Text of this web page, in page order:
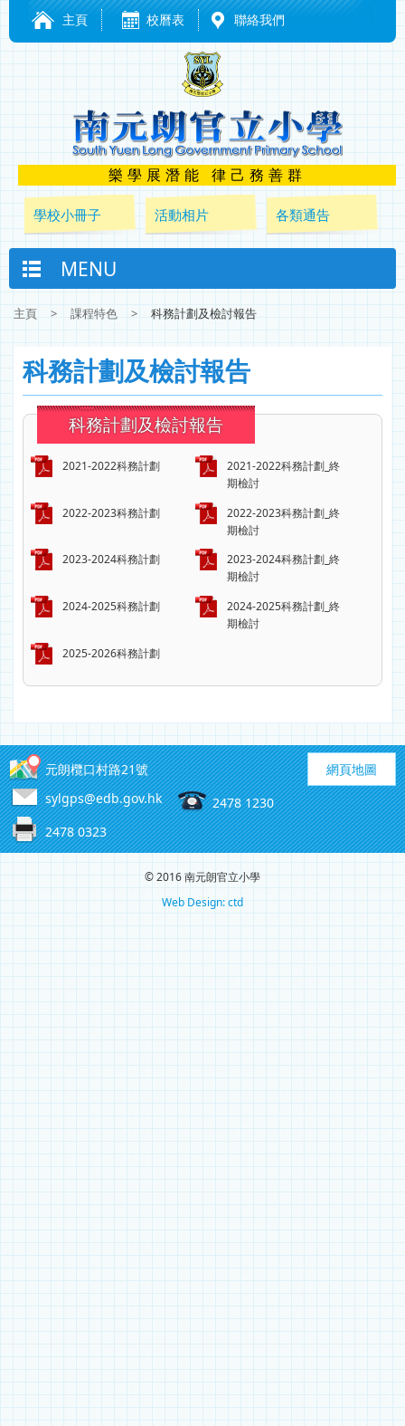
主頁 校曆表 聯絡我們
樂學展潛能 律己務善群
學校小冊子 活動相片 各類通告
MENU
主頁 > 課程特色 > 科務計劃及檢討報告
科務計劃及檢討報告
科務計劃及檢討報告
2021-2022科務計劃
2021-2022科務計劃_終
期檢討
2022-2023科務計劃
2022-2023科務計劃_終
期檢討
2023-2024科務計劃
2023-2024科務計劃_終
期檢討
2024-2025科務計劃
2024-2025科務計劃_終
期檢討
2025-2026科務計劃
網頁地圖
元朗欖口村路21號
sylgps@edb.gov.hk
2478 1230
2478 0323
© 2016 南元朗官立小學
Web Design: ctd